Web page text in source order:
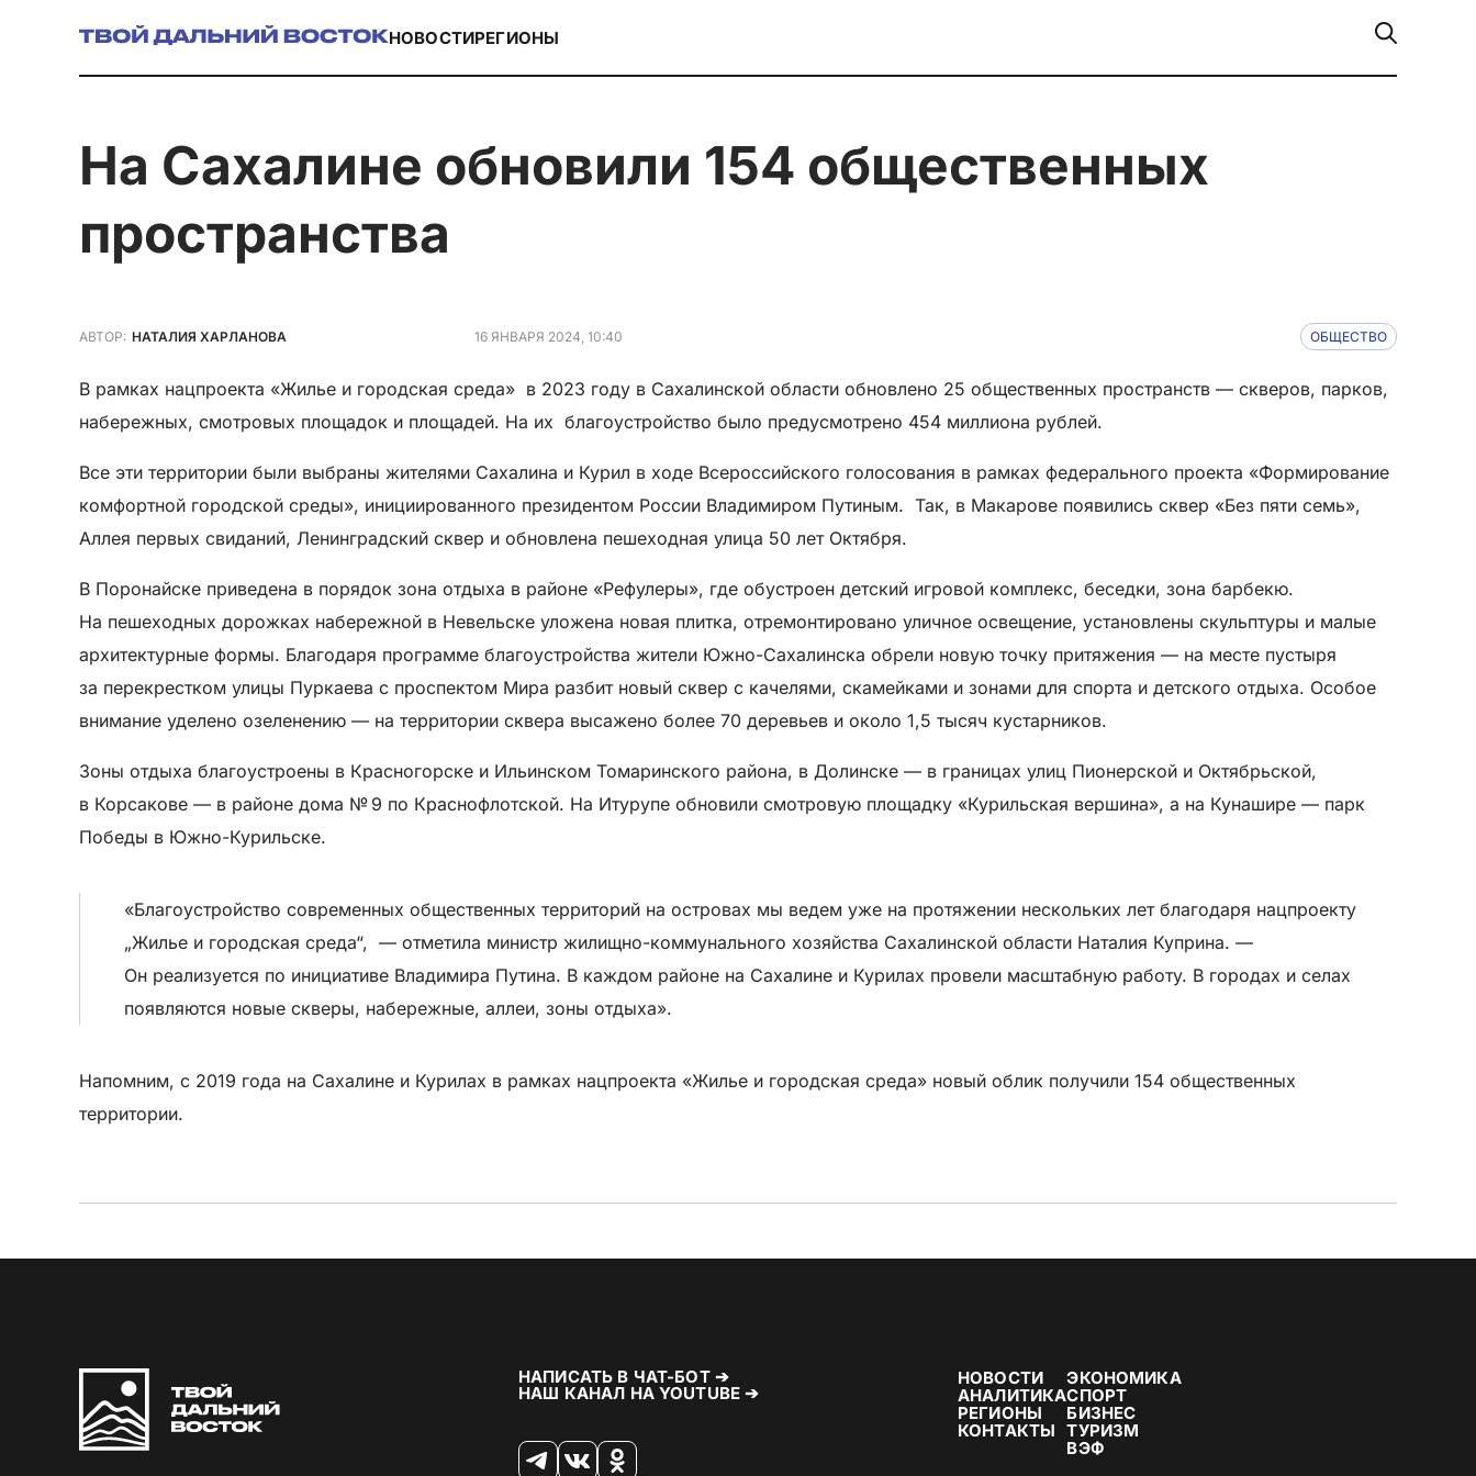
НОВОСТИРЕГИОНЫ
на Сахалине обновили 154 общественных
пространства
АВТОР: НАТАЛИЯ ХАРЛАНОВА 16 ЯНВАРЯ 2024, 10:40 ОБЩЕСТВО
В рамках нацпроекта «Жилье и городская среда» ​ в 2023 году в Сахалинской области обновлено 25 общественных пространств — скверов, парков,
набережных, смотровых площадок и площадей. На их ​ благоустройство было предусмотрено 454 миллиона рублей.
Все эти территории были выбраны жителями Сахалина и Курил в ходе Всероссийского голосования в рамках федерального проекта «Формирование
комфортной городской среды», инициированного президентом России Владимиром Путиным. ​ Так, в Макарове появились сквер «Без пяти семь»,
Аллея первых свиданий, Ленинградский сквер и обновлена пешеходная улица 50 лет Октября.
В Поронайске приведена в порядок зона отдыха в районе «Рефулеры», где обустроен детский игровой комплекс, беседки, зона барбекю.
На пешеходных дорожках набережной в Невельске уложена новая плитка, отремонтировано уличное освещение, установлены скульптуры и малые
архитектурные формы. Благодаря программе благоустройства жители Южно-Сахалинска обрели новую точку притяжения — на месте пустыря
за перекрестком улицы Пуркаева с проспектом Мира разбит новый сквер с качелями, скамейками и зонами для спорта и детского отдыха. Особое
внимание уделено озеленению — на территории сквера высажено более 70 деревьев и около 1,5 тысяч кустарников.
Зоны отдыха благоустроены в Красногорске и Ильинском Томаринского района, в Долинске — в границах улиц Пионерской и Октябрьской,
в Корсакове — в районе дома № 9 по Краснофлотской. На Итурупе обновили смотровую площадку «Курильская вершина», а на Кунашире — парк
Победы в Южно-Курильске.
«Благоустройство современных общественных территорий на островах мы ведем уже на протяжении нескольких лет благодаря нацпроекту
„Жилье и городская среда“, ​ — отметила министр жилищно-коммунального хозяйства Сахалинской области Наталия Куприна. — ​
Он реализуется по инициативе Владимира Путина. В каждом районе на Сахалине и Курилах провели масштабную работу. В городах и селах
появляются новые скверы, набережные, аллеи, зоны отдыха».
Напомним, с 2019 года на Сахалине и Курилах в рамках нацпроекта «Жилье и городская среда» новый облик получили 154 общественных
территории.
НАПИСАТЬ В ЧАТ-БОТ ➔
НАШ КАНАЛ НА YOUTUBE ➔
НОВОСТИ
АНАЛИТИКА
РЕГИОНЫ
КОНТАКТЫ
ЭКОНОМИКА
СПОРТ
БИЗНЕС
ТУРИЗМ
ВЭФ